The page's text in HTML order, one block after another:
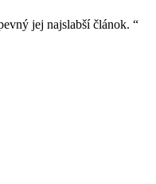
jej najslabší­ článok.